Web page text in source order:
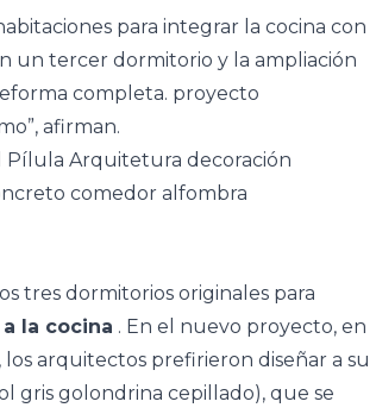
para integrar la cocina con
un tercer dormitorio y la ampliación
completa. proyecto
afirman.
tres dormitorios originales para
la cocina . En el nuevo proyecto, en
arquitectos prefirieron diseñar a su
gris golondrina cepillado), que se